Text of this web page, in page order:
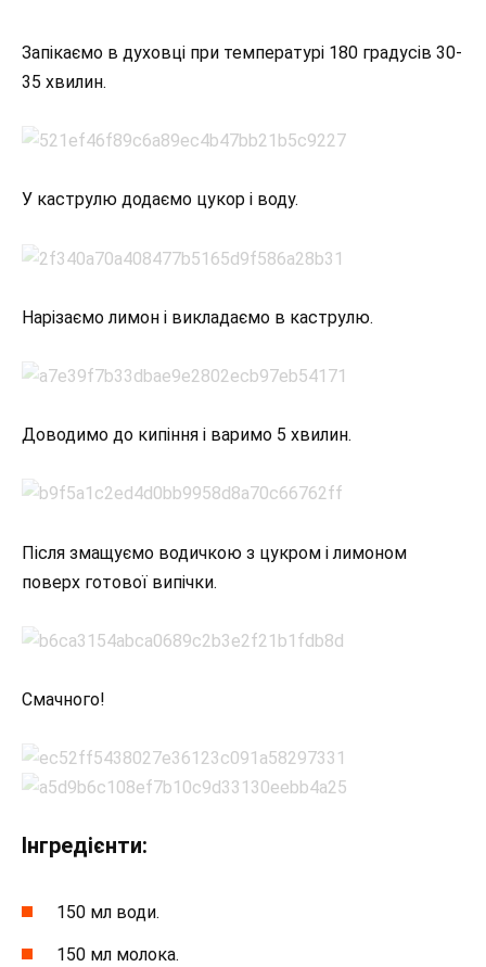
Запікаємо в духовці при температурі 180 градусів 30-
35 хвилин.
У каструлю додаємо цукор і воду.
Нарізаємо лимон і викладаємо в каструлю.
Доводимо до кипіння і варимо 5 хвилин.
Після змащуємо водичкою з цукром і лимоном
поверх готової випічки.
Смачного!
Інгредієнти:
150 мл води.
150 мл молока.